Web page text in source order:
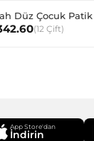
Düz Çocuk Patik
(12 Çift)
App Store'dan
İndirin